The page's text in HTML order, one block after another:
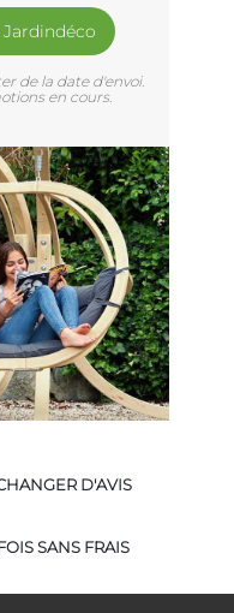
de la date d'envoi.
en cours.
D'AVIS
SANS FRAIS